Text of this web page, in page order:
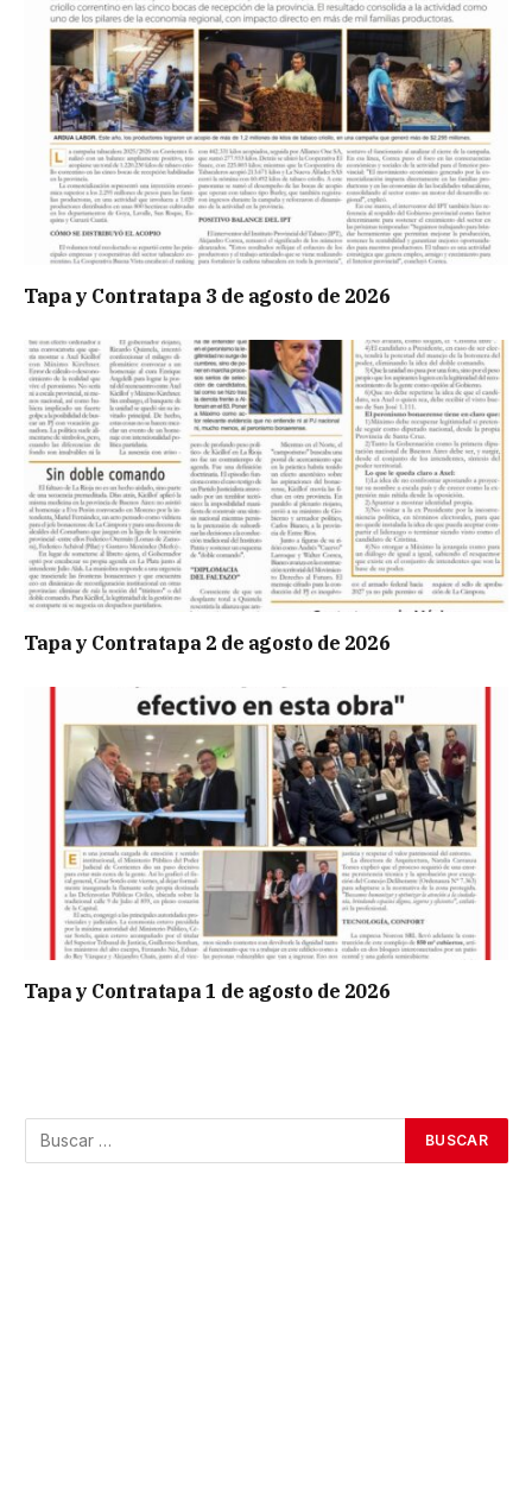
Tapa y Contratapa 3 de agosto de 2026
Tapa y Contratapa 2 de agosto de 2026
Tapa y Contratapa 1 de agosto de 2026